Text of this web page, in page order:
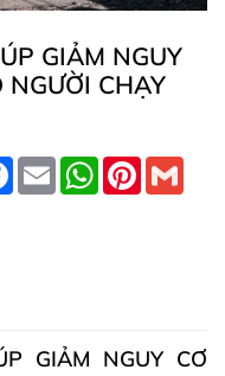
GIẢM NGUY
NGƯỜI CHẠY
F
a
E
m
W
h
P
i
G
m
GIẢM NGUY CƠ